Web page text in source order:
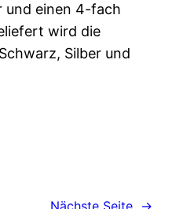
und einen 4-fach
wird die
Silber und
Nächste Seite →